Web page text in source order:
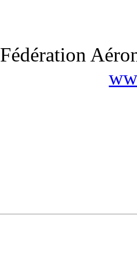
Fédération